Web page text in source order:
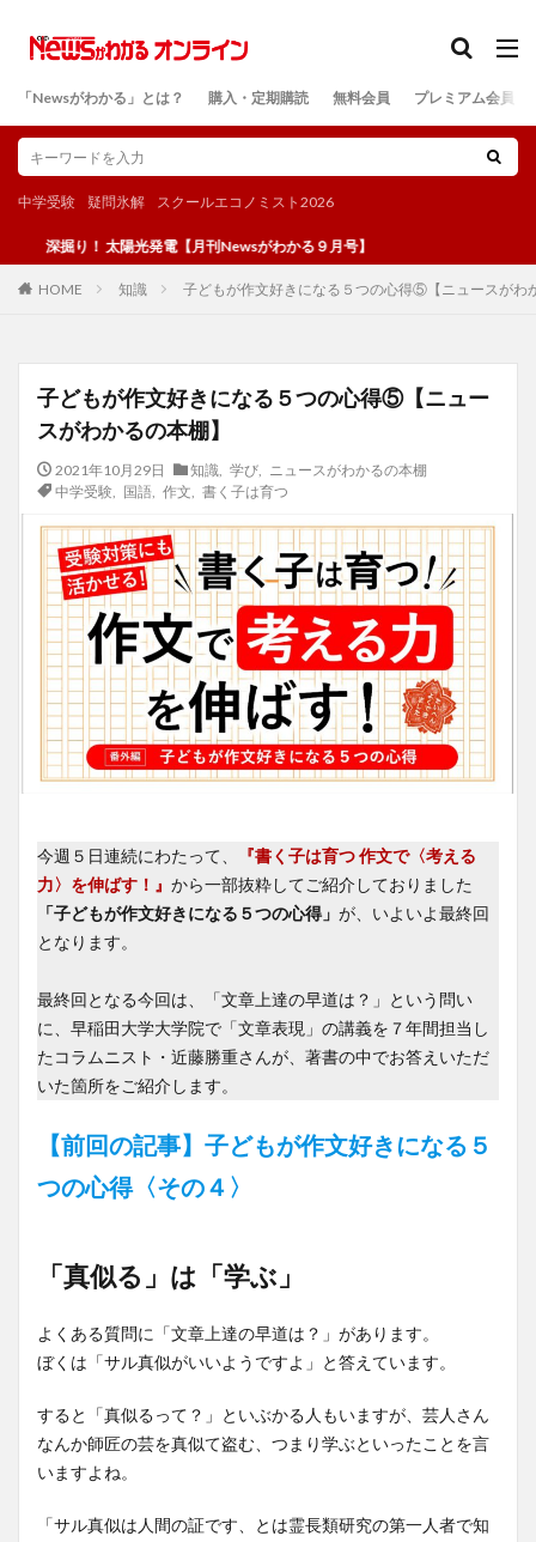
「Newsがわかる」とは？ 購入・定期購読 無料会員 プレミアム会員
中学受験 疑問氷解 スクールエコノミスト2026
！ 太陽光発電【月刊Newsがわかる９月号】
HOME 知識 子どもが作文好きになる５つの心得⑤【ニュースがわ
子どもが作文好きになる５つの心得⑤【ニュー
スがわかるの本棚】
2021年10月29日 知識 学び
ニュースがわかるの本棚
中学受験, 国語, 作文 書く子は育つ
今週５日連続にわたって、
『書く子は育つ 作文で〈考える
力〉を伸ばす！』 から一部抜粋してご紹介しておりました
「子どもが作文好きになる５つの心得」 が、いよいよ最終回
となります。
最終回となる今回は、「文章上達の早道は？」という問い
に、早稲田大学大学院で「文章表現」の講義を７年間担当し
たコラムニスト・近藤勝重さんが、著書の中でお答えいただ
いた箇所をご紹介します。
【前回の記事】子どもが作文好きになる５
つの心得〈その４〉
「真似る」は「学ぶ」
よくある質問に「文章上達の早道は？」があります。
ぼくは「サル真似がいいようですよ」と答えています。
すると「真似るって？」といぶかる人もいますが、芸人さん
なんか師匠の芸を真似て盗む、つまり学ぶといったことを言
いますよね。
「サル真似は人間の証です、とは霊長類研究の第一人者で知
検索